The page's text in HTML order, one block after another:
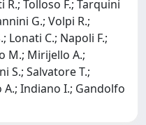
R.; Tolloso F.; Tarquini
G.; Volpi R.;
Lonati C.; Napoli F.;
M.; Mirijello A.;
S.; Salvatore T.;
A.; Indiano I.; Gandolfo